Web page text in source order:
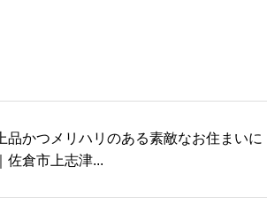
上品かつメリハリのある素敵なお住まいに
｜佐倉市上志津...